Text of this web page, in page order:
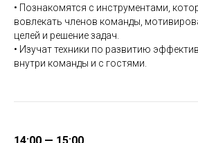
• Познакомятся с инструментами,
вовлекать членов команды,
целей и решение задач.
• Изучат техники по развитию
внутри команды и с гостями.
14:00 — 15:00